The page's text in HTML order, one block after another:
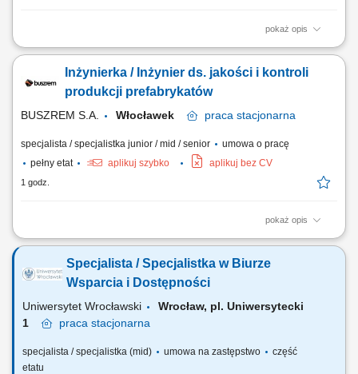
pokaż opis
Program obejmuje: 6-miesięczny płatny staż z praktycznym wdrożeniem
współpracę z doświadczonym zespołem. Możliwość rozwoju i awansu
na stanowisko Młodszego Dyspozytora / Młodszego Spedytora po
Inżynierka / Inżynier ds. jakości i kontroli
produkcji prefabrykatów
BUSZREM S.A. Włocławek praca stacjonarna
specjalista / specjalistka junior / mid / senior
umowa o pracę
pełny etat
aplikuj szybko aplikuj bez CV
1 godz.
pokaż opis
Opis stanowiska: Nadzór nad produkcją prefabrykatów zgodnie z
elementów prefabrykowanych oraz prac montażowych. Prowadzenie
inspekcji budowy i udział w rozliczeniach projektów. Koordynacja pracy
Specjalista / Specjalistka w Biurze
Wsparcia i Dostępności
Uniwersytet Wrocławski
Wrocław, pl. Uniwersytecki
1
praca stacjonarna
specjalista / specjalistka (mid) umowa na zastępstwo
część
etatu